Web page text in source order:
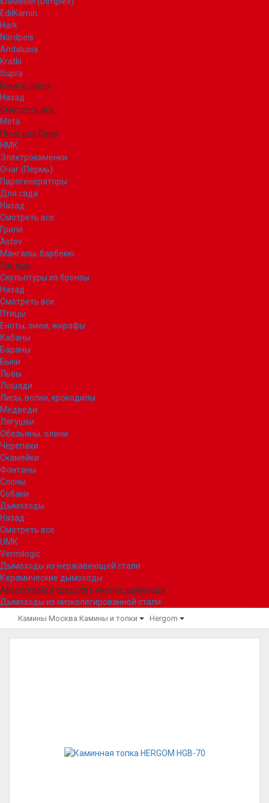
EdilKamin
Hark
Nordpeis
Andalusia
Kratki
Supra
Баня и сауна
Назад
Смотреть все
Meta
Печи для бани
НМК
Электрокаменки
Очаг (Пермь)
Парогенераторы
Для сада
Назад
Смотреть все
Грили
Astov
Мангалы, барбекю
Тандыр
Скульптуры из бронзы
Назад
Смотреть все
Птицы
Еноты, змеи, жирафы
Кабаны
Бараны
Быки
Львы
Лошади
Лисы, волки, крокодилы
Медведи
Лягушки
Обезьяны, олени
Черепахи
Скамейки
Фонтаны
Слоны
Собаки
Дымоходы
Назад
Смотреть все
UMK
Vermilogic
Дымоходы из нержавеющей стали
Керамические дымоходы
Аксессуары и средства чистки дымохода
Дымоходы из низколегированной стали
Камины Москва Камины и топки Hergom